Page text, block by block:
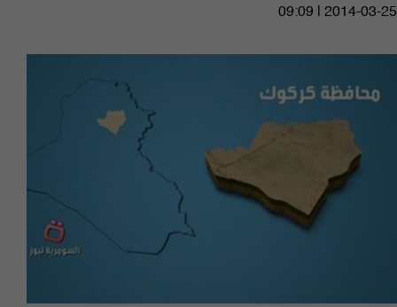
09:09 | 2014-03-25